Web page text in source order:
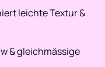
leichte Textur &
& gleichmässige